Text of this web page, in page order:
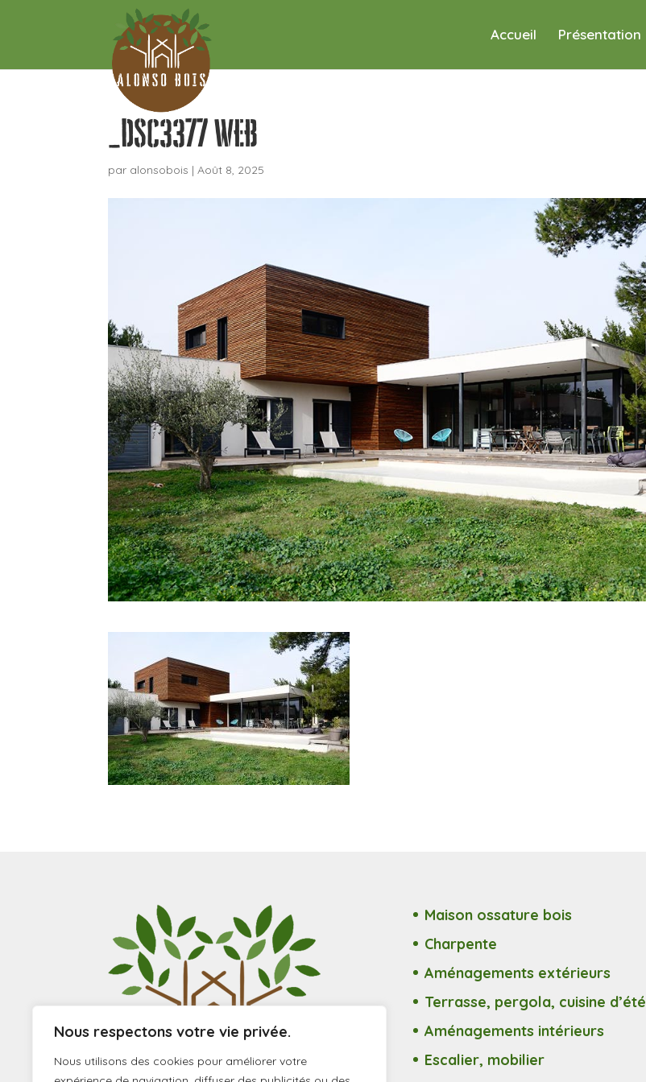
Nous respectons votre vie privée.
Nous utilisons des cookies pour améliorer votre
Accueil Présentation
_DSC3377 WEB
par alonsobois |Août 8, 2025
Maison ossature bois
Charpente
Aménagements extérieurs
Terrasse, pergola, cuisine d’été
Aménagements intérieurs
Escalier, mobilier